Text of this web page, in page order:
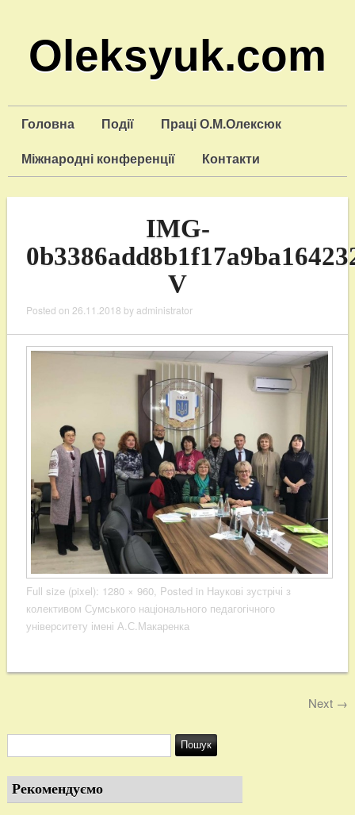
Oleksyuk.com
Головна Події
Праці О.М.Олексюк
Міжнародні конференції
Контакти
IMG-
V
Posted on 26.11.2018 by administrator
Full size (pixel): 1280 × 960, Posted in Наукові зустрічі з
колективом Сумського національного педагогічного
університету імені А.С.Макаренка
Next →
Рекомендуємо